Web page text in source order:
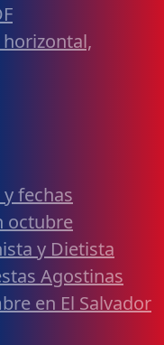
fechas
octubre
y Dietista
Agostinas
en El Salvador